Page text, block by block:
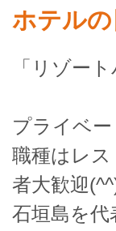
ホテルの
「リゾー
プライベ
職種はレ
者大歓迎
石垣島を